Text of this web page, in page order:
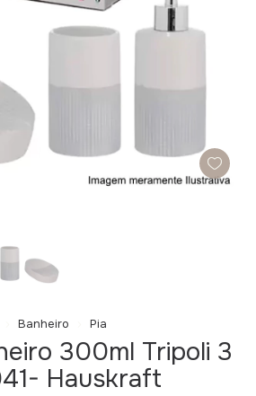
Banheiro Pia
300ml Tripoli 3
Hauskraft